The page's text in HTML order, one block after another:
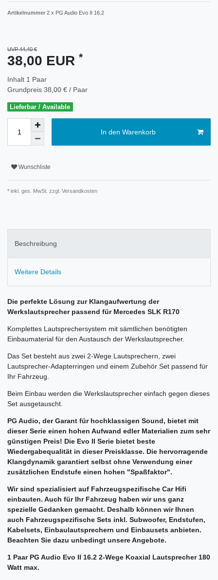
Artikelnummer 2 x PG Audio Evo II 16.2
UVP 44,40 €
38,00 EUR *
Inhalt 1 Paar
Grundpreis 38,00 € / Paar
Lieferbar / Available
In den Warenkorb
Wunschliste
* inkl. ges. MwSt. zzgl. Versandkosten
Beschreibung
Weitere Details
Die perfekte Lösung zur Klangaufwertung der
Werkslautsprecher passend für Mercedes SLK R170
Komplettes Lautsprechersystem mit sämtlichen benötigten
Einbaumaterial für den Austausch der Werkslautsprecher.
Das Set besteht aus zwei 2-Wege Lautsprechern, zwei
Lautsprecher-Adapterringen und einem Zubehör Set passend für
Ihr Fahrzeug.
Beim Einbau werden die Werkslautsprecher einfach gegen dieses
Set ausgetauscht.
PG Audio, der Garant für hochklassigen Sound, bietet mit
dieser Serie einen hohen Aufwand edler Materialien zum sehr
günstigen Preis! Die Evo II Serie bietet beste
Wiedergabequalität in dieser Preisklasse. Die hervorragende
Klangdynamik garantiert selbst ohne Verwendung einer
zusätzlichen Endstufe einen hohen "Spaßfaktor".
Wir sind spezialisiert auf Fahrzeugspezifische Car Hifi
einbauten. Auch für Ihr Fahrzeug haben wir uns ganz
spezielle Gedanken gemacht. Deshalb können wir Ihnen
auch Fahrzeugspezifische Sets inkl. Subwoofer, Endstufen,
Kabelsets, Einbaulautsprechern und Einbausets anbieten.
Beachten Sie dazu unbedingt unsere Angebote.
1 Paar PG Audio Evo II 16.2 2-Wege Koaxial Lautsprecher 180
Watt max.